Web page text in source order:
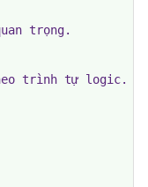
trọng.
trình tự logic.